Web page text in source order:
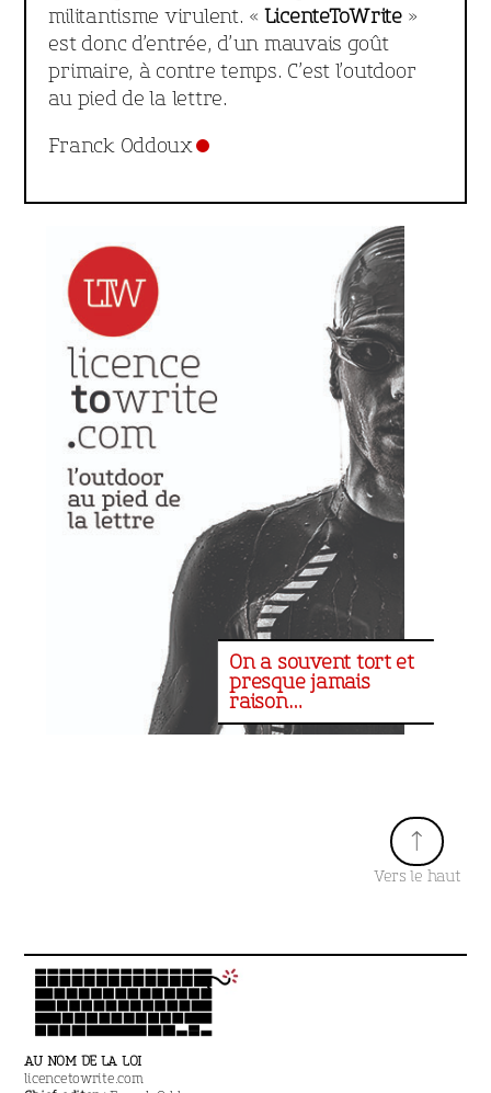
militantisme virulent. « LicenteToWrite»
est donc d’entrée, d’un mauvais goût
primaire, à contre temps. C’est l’outdoor
au pied de la lettre.
Franck Oddoux
On a souvent tort et
presque jamais
raison…
Vers le haut
↑
AU NOM DE LA LOI
licencetowrite.com